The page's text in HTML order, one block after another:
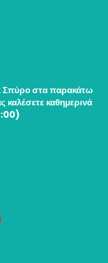
Σπύρο στα παρακάτω
καλέσετε καθημερινά